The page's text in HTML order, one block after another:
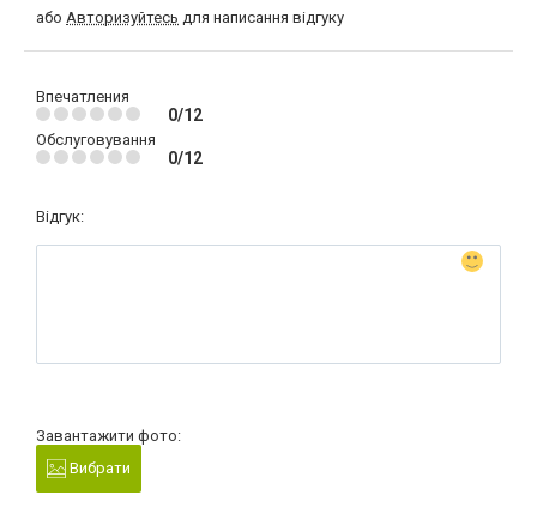
або Авторизуйтесь для написання відгуку
Впечатления
0/12
Обслуговування
0/12
Відгук:
Завантажити фото:
Вибрати